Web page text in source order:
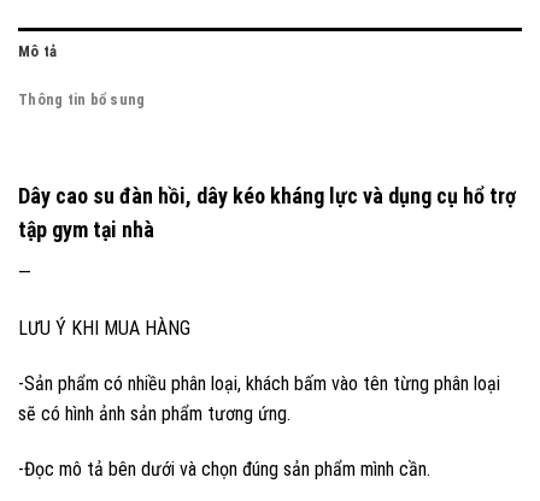
Mô tả
Thông tin bổ sung
Dây cao su đàn hồi, dây kéo kháng lực và dụng cụ hổ trợ
tập gym tại nhà
—
LƯU Ý KHI MUA HÀNG
-Sản phẩm có nhiều phân loại, khách bấm vào tên từng phân loại
sẽ có hình ảnh sản phẩm tương ứng.
-Đọc mô tả bên dưới và chọn đúng sản phẩm mình cần.